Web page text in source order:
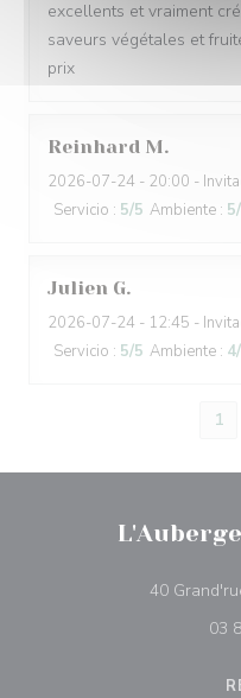
excellents et vraiment
saveurs végétales et
prix
Reinhard M
2026-07-24 - 20:00 -
Servicio : 5/5 Ambiente : 5
Julien G
2026-07-24 - 12:45 -
Servicio : 5/5 Ambiente : 4
1
40
03